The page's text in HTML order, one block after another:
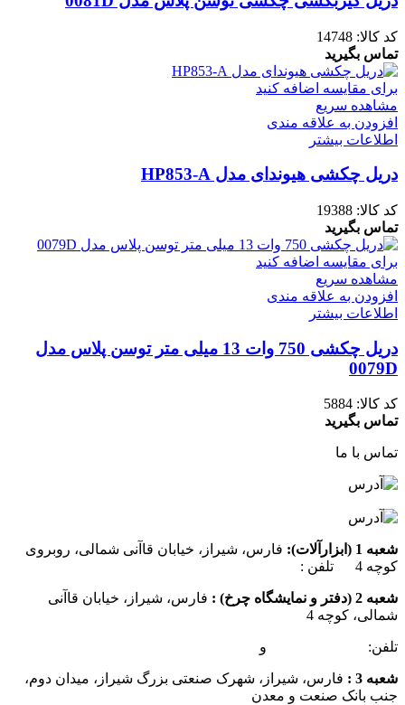
کد کالا: 14748
تماس بگیرید
برای مقایسه اضافه کنید
مشاهده سریع
افزودن به علاقه مندی
اطلاعات بیشتر
دریل چکشی هیوندای مدل HP853-A
کد کالا: 19388
تماس بگیرید
برای مقایسه اضافه کنید
مشاهده سریع
افزودن به علاقه مندی
اطلاعات بیشتر
دریل چکشی 750 وات 13 میلی متر توسن پلاس مدل
0079D
کد کالا: 5884
تماس بگیرید
تماس با ما
شعبه 1 (ابزارآلات):
فارس، شیراز، خیابان قاآنی شمالی، روبروی
کوچه 4 تلفن :
شعبه 2 (دفتر و نمایشگاه چرخ) :
فارس، شیراز، خیابان قاآنی
شمالی، کوچه 4
تلفن: و
شعبه 3 :
فارس، شیراز، شهرک صنعتی بزرگ شیراز، میدان دوم،
جنب بانک صنعت و معدن